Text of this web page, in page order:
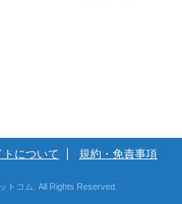
トについて 規約・免責事項
トコム. All Rights Reserved.